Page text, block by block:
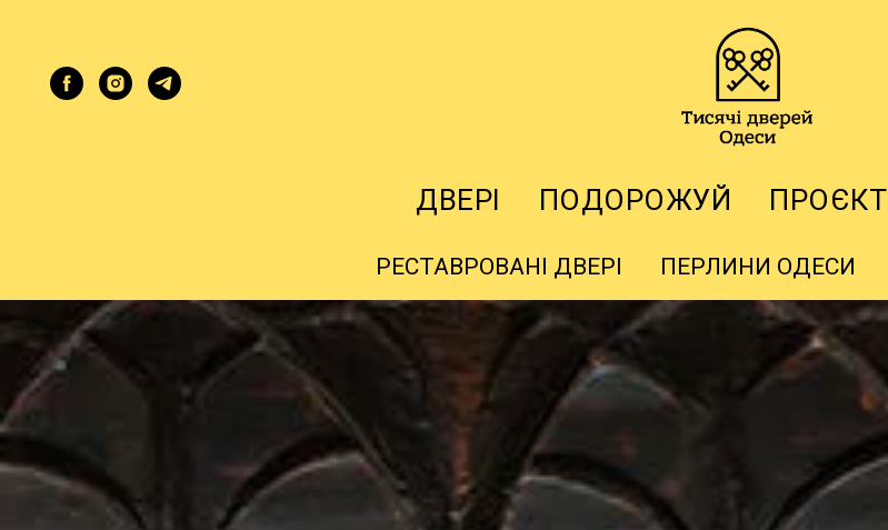
ДВЕРІ ПОДОРОЖУЙ ПРОЄКТ
РЕСТАВРОВАНІ ДВЕРІ ПЕРЛИНИ ОДЕСИ